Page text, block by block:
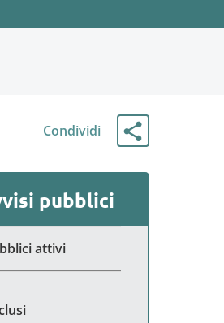
Condividi
pubblici
attivi